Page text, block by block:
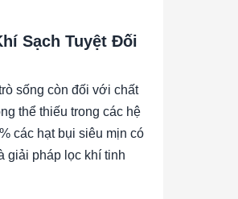
Sạch Tuyệt Đối
sống còn đối với chất
thể thiếu trong các hệ
các hạt bụi siêu mịn có
giải pháp lọc khí tinh